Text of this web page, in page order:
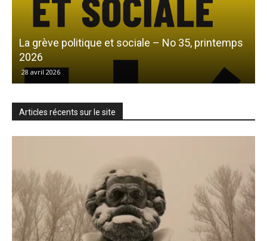
La grève politique et sociale – No 35, printemps
2026
28 avril 2026
Articles récents sur le site